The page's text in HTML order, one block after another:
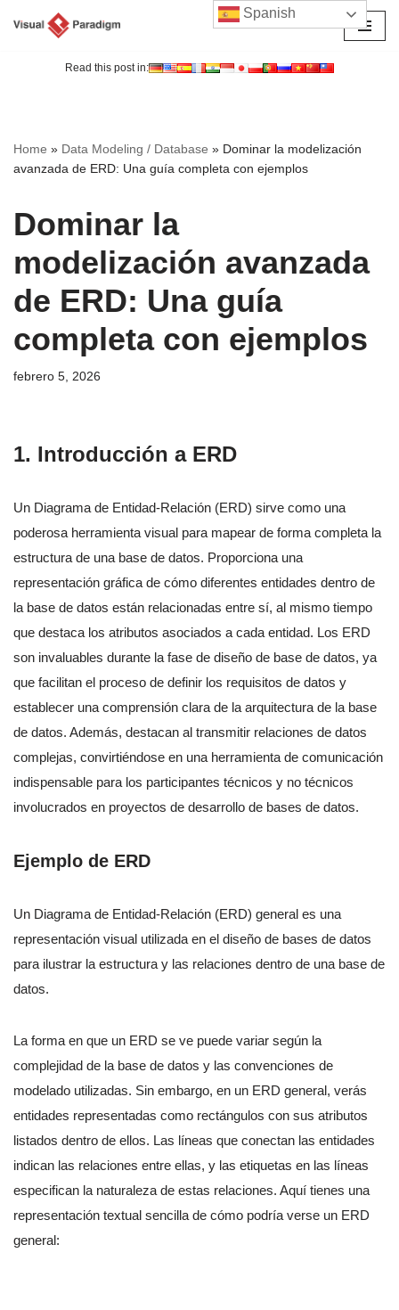
Read this post in:
Home » Data Modeling / Database » Dominar la modelización
avanzada de ERD: Una guía completa con ejemplos
Dominar la
modelización avanzada
de ERD: Una guía
completa con ejemplos
febrero 5, 2026
1. Introducción a ERD
Un Diagrama de Entidad-Relación (ERD) sirve como una
poderosa herramienta visual para mapear de forma completa la
estructura de una base de datos. Proporciona una
representación gráfica de cómo diferentes entidades dentro de
la base de datos están relacionadas entre sí, al mismo tiempo
que destaca los atributos asociados a cada entidad. Los ERD
son invaluables durante la fase de diseño de base de datos, ya
que facilitan el proceso de definir los requisitos de datos y
establecer una comprensión clara de la arquitectura de la base
de datos. Además, destacan al transmitir relaciones de datos
complejas, convirtiéndose en una herramienta de comunicación
indispensable para los participantes técnicos y no técnicos
involucrados en proyectos de desarrollo de bases de datos.
Ejemplo de ERD
Un Diagrama de Entidad-Relación (ERD) general es una
representación visual utilizada en el diseño de bases de datos
para ilustrar la estructura y las relaciones dentro de una base de
datos.
La forma en que un ERD se ve puede variar según la
complejidad de la base de datos y las convenciones de
modelado utilizadas. Sin embargo, en un ERD general, verás
entidades representadas como rectángulos con sus atributos
listados dentro de ellos. Las líneas que conectan las entidades
indican las relaciones entre ellas, y las etiquetas en las líneas
especifican la naturaleza de estas relaciones. Aquí tienes una
representación textual sencilla de cómo podría verse un ERD
general:
Spanish